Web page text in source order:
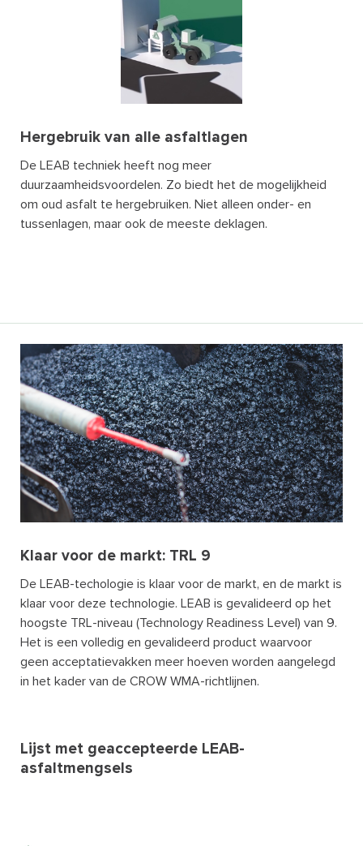
Hergebruik van alle asfaltlagen
De LEAB techniek heeft nog meer
duurzaamheidsvoordelen. Zo biedt het de mogelijkheid
om oud asfalt te hergebruiken. Niet alleen onder- en
tussenlagen, maar ook de meeste deklagen.
Klaar voor de markt: TRL 9
De LEAB-techologie is klaar voor de markt, en de markt is
klaar voor deze technologie. LEAB is gevalideerd op het
hoogste TRL-niveau (Technology Readiness Level) van 9.
Het is een volledig en gevalideerd product waarvoor
geen acceptatievakken meer hoeven worden aangelegd
in het kader van de CROW WMA-richtlijnen.
Lijst met geaccepteerde LEAB-
asfaltmengsels